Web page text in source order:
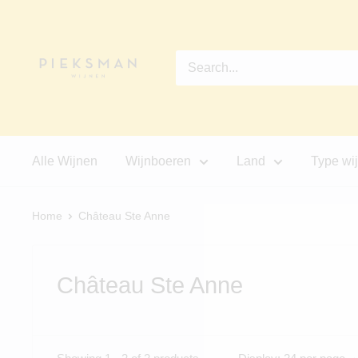
content
Alle Wijnen Wijnboeren Land Type
Home Château Ste Anne
Château Ste Anne